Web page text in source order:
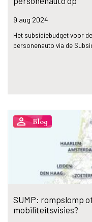
9 aug 2024
Het subsidiebudget voor
personenauto via de
person_outline Blog
SUMP: rompslomp
mobiliteitsvisies?